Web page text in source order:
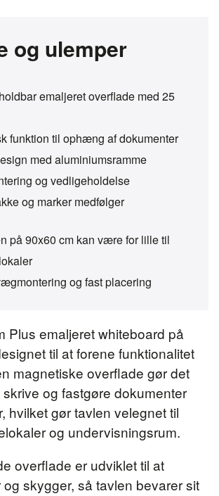
Plus emaljeret whiteboard på
til at forene funktionalitet
magnetiske overflade gør det
og fastgøre dokumenter
hvilket gør tavlen velegnet til
og undervisningsrum.
overflade er udviklet til at
skygger, så tavlen bevarer sit
og ulemper
emaljeret overflade med 25
funktion til ophæng af dokumenter
med aluminiumsramme
og vedligeholdelse
og marker medfølger
på 90x60 cm kan være for lille til
og fast placering